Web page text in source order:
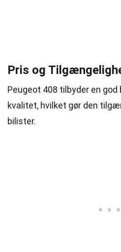
Pris og
Peugeot 408 tilbyder en
kvalitet, hvilket gør den
bilister.